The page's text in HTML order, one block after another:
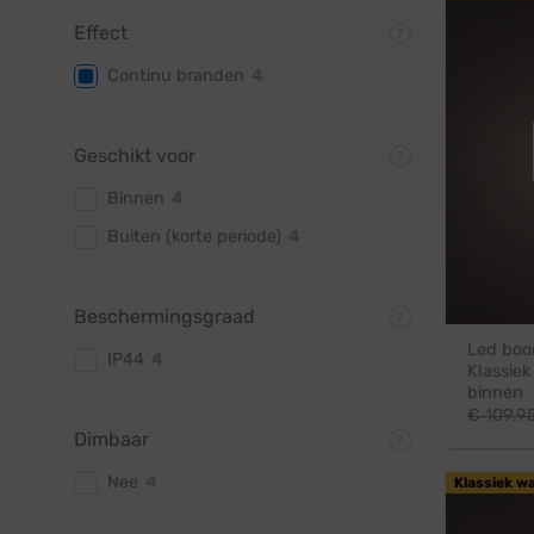
Effect
Continu branden
Geschikt voor
Binnen
Buiten (korte periode)
Beschermingsgraad
IP44
Dimbaar
Nee
Led
binnen
€
Klassiek